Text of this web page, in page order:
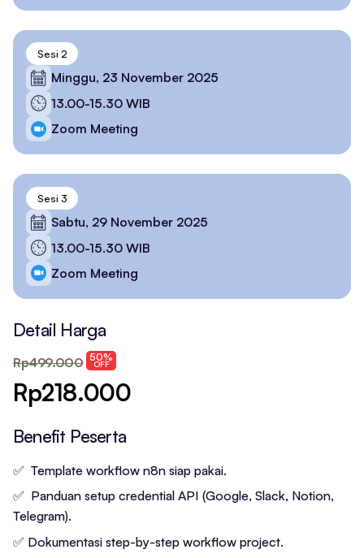
Sesi 2
Minggu, 23 November 2025
13.00-15.30 WIB
Zoom Meeting
Sesi 3
Sabtu, 29 November 2025
13.00-15.30 WIB
Zoom Meeting
Detail Harga
Rp499.000 50%
OFF
Rp218.000
Benefit Peserta
✅ Template workflow n8n siap pakai.
✅ Panduan setup credential API (Google, Slack, Notion,
Telegram).
✅ Dokumentasi step-by-step workflow project.